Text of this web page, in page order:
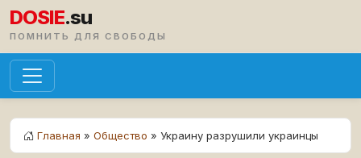
DOSIE.su
ПОМНИТЬ ДЛЯ СВОБОДЫ
Главная » Общество » Украину разрушили украинцы